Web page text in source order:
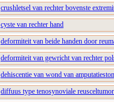
crushletsel van rechter bovenste
cyste van rechter hand
deformiteit van beide handen door
deformiteit van gewricht van rechter
dehiscentie van wond van
diffuus type tenosynoviale